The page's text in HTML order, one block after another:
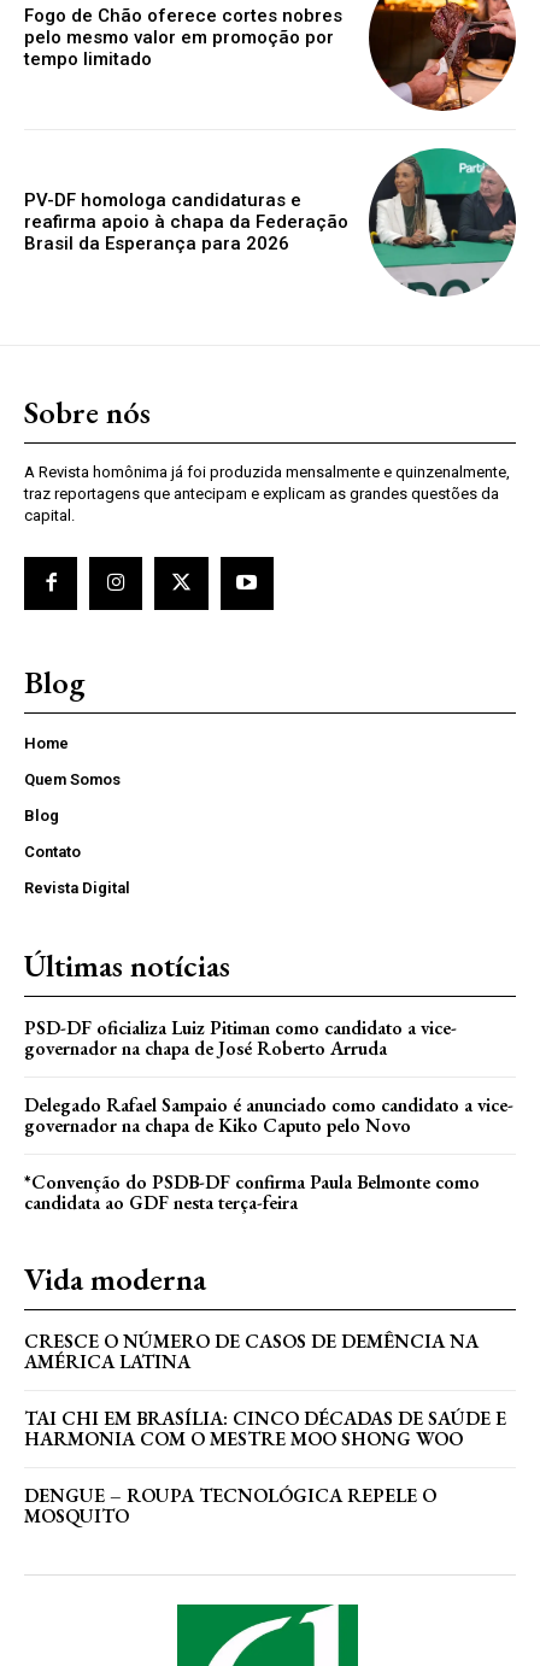
Fogo de Chão oferece cortes nobres
pelo mesmo valor em promoção por
tempo limitado
PV-DF homologa candidaturas e
reafirma apoio à chapa da Federação
Brasil da Esperança para 2026
Sobre nós
A Revista homônima já foi produzida mensalmente e quinzenalmente,
traz reportagens que antecipam e explicam as grandes questões da
capital.
Blog
Home
Quem Somos
Blog
Contato
Revista Digital
Últimas notícias
PSD-DF oficializa Luiz Pitiman como candidato a vice-
governador na chapa de José Roberto Arruda
Delegado Rafael Sampaio é anunciado como candidato a vice-
governador na chapa de Kiko Caputo pelo Novo
*Convenção do PSDB-DF confirma Paula Belmonte como
candidata ao GDF nesta terça-feira
Vida moderna
CRESCE O NÚMERO DE CASOS DE DEMÊNCIA NA
AMÉRICA LATINA
TAI CHI EM BRASÍLIA: CINCO DÉCADAS DE SAÚDE E
HARMONIA COM O MESTRE MOO SHONG WOO
DENGUE – ROUPA TECNOLÓGICA REPELE O
MOSQUITO